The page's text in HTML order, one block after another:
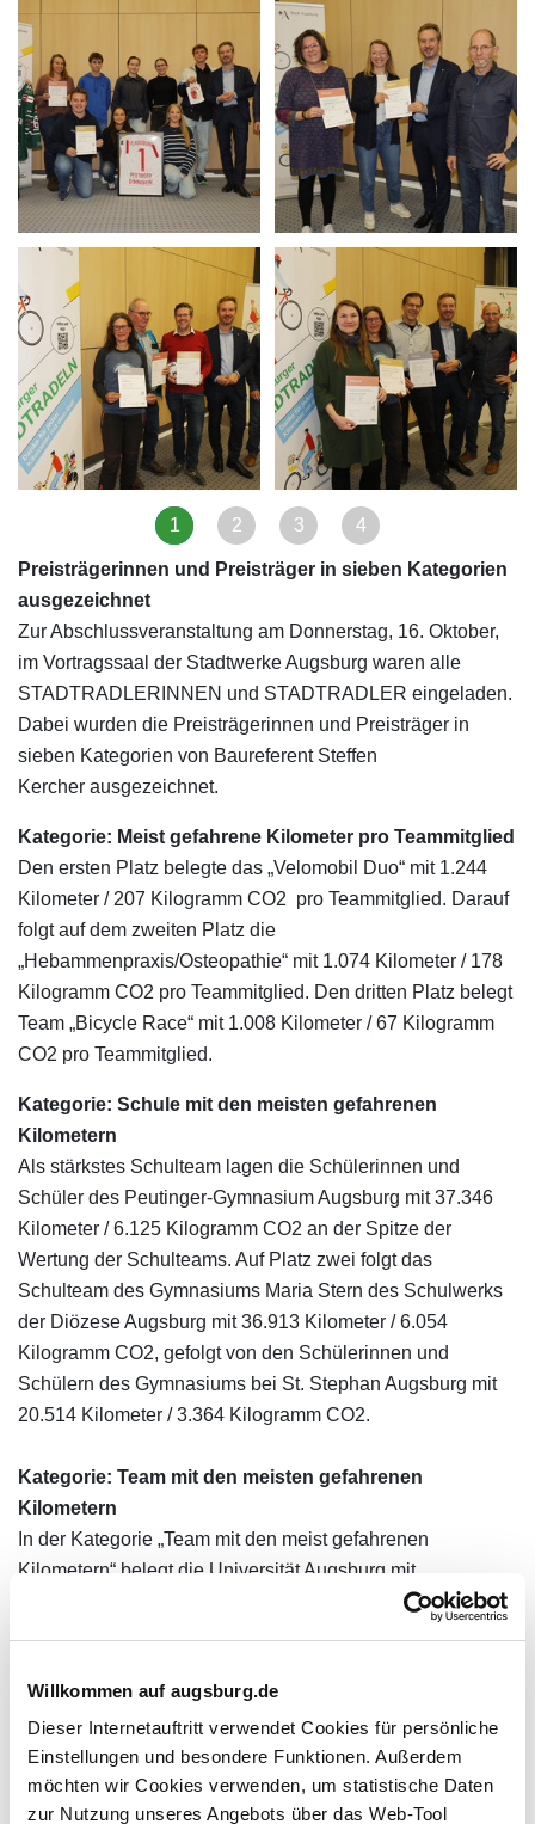
Willkommen auf augsburg.de
Dieser Internetauftritt verwendet Cookies für persönliche
Einstellungen und besondere Funktionen. Außerdem
möchten wir Cookies verwenden, um statistische Daten
zur Nutzung unseres Angebots über das Web-Tool
1 2 3 4
Preisträgerinnen und Preisträger in sieben Kategorien
ausgezeichnet
Zur Abschlussveranstaltung am Donnerstag, 16. Oktober,
im Vortragssaal der Stadtwerke Augsburg waren alle
STADTRADLERINNEN und STADTRADLER eingeladen.
Dabei wurden die Preisträgerinnen und Preisträger in
sieben Kategorien von Baureferent Steffen
Kercher ausgezeichnet.
Kategorie: Meist gefahrene Kilometer pro Teammitglied
Den ersten Platz belegte das „Velomobil Duo“ mit 1.244
Kilometer / 207 Kilogramm CO2 pro Teammitglied. Darauf
folgt auf dem zweiten Platz die
„Hebammenpraxis/Osteopathie“ mit 1.074 Kilometer / 178
Kilogramm CO2 pro Teammitglied. Den dritten Platz belegt
Team „Bicycle Race“ mit 1.008 Kilometer / 67 Kilogramm
CO2 pro Teammitglied.
Kategorie: Schule mit den meisten gefahrenen
Kilometern
Als stärkstes Schulteam lagen die Schülerinnen und
Schüler des Peutinger-Gymnasium Augsburg mit 37.346
Kilometer / 6.125 Kilogramm CO2 an der Spitze der
Wertung der Schulteams. Auf Platz zwei folgt das
Schulteam des Gymnasiums Maria Stern des Schulwerks
der Diözese Augsburg mit 36.913 Kilometer / 6.054
Kilogramm CO2, gefolgt von den Schülerinnen und
Schülern des Gymnasiums bei St. Stephan Augsburg mit
20.514 Kilometer / 3.364 Kilogramm CO2.
Kategorie: Team mit den meisten gefahrenen
Kilometern
In der Kategorie „Team mit den meist gefahrenen
Kilometern“ belegt die Universität Augsburg mit
58.759 Kilometer / 9637 Kilogramm CO2 den ersten Platz.
„Universitätsklinikum Augsburg“ (UKA) mit 49.559
Kilometer / 8128 Kilogramm CO2
Kategorie: Die Radlerin / der Radler mit den meisten
gefahrenen Kilometern